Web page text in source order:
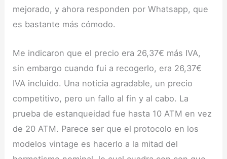
mejorado, y ahora responden por Whatsapp, que
es bastante más cómodo.
Me indicaron que el precio era 26,37€ más IVA,
sin embargo cuando fui a recogerlo, era 26,37€
IVA incluido. Una noticia agradable, un precio
competitivo, pero un fallo al fin y al cabo. La
prueba de estanqueidad fue hasta 10 ATM en vez
de 20 ATM. Parece ser que el protocolo en los
modelos vintage es hacerlo a la mitad del